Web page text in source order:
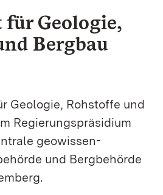
für Geologie,
Bergbau
Geologie, Rohstoffe und
Regierungs­präsidium
geo­wissen­
und Berg­behörde